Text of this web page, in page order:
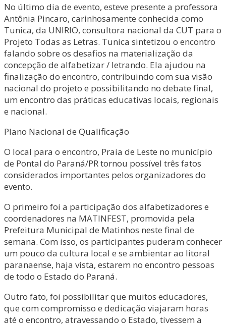
No último dia de evento, esteve presente a professora
Antônia Pincaro, carinhosamente conhecida como
Tunica, da UNIRIO, consultora nacional da CUT para o
Projeto Todas as Letras. Tunica sintetizou o encontro
falando sobre os desafios na materialização da
concepção de alfabetizar / letrando. Ela ajudou na
finalização do encontro, contribuindo com sua visão
nacional do projeto e possibilitando no debate final,
um encontro das práticas educativas locais, regionais
e nacional.
Plano Nacional de Qualificação
O local para o encontro, Praia de Leste no município
de Pontal do Paraná/PR tornou possível três fatos
considerados importantes pelos organizadores do
evento.
O primeiro foi a participação dos alfabetizadores e
coordenadores na MATINFEST, promovida pela
Prefeitura Municipal de Matinhos neste final de
semana. Com isso, os participantes puderam conhecer
um pouco da cultura local e se ambientar ao litoral
paranaense, haja vista, estarem no encontro pessoas
de todo o Estado do Paraná.
Outro fato, foi possibilitar que muitos educadores,
que com compromisso e dedicação viajaram horas
até o encontro, atravessando o Estado, tivessem a